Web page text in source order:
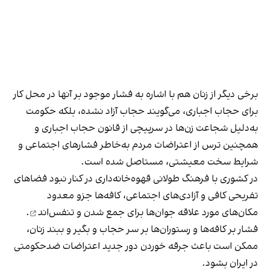
برخی دیگر از زنان هم با اشاره به فشار موجود بر آنها در محل کار
برای حجاب اجباری، می‌گویند حجاب آزاد نشده، بلکه حکومت
به‌دلیل شجاعت زن‌ها در سرپیچی از قانون حجاب اجباری و
همچنین ترس از اعتراضات مردم به‌خاطر فشارهای اجتماعی و
شرایط سخت معیشتی، مستاصل شده است.
در کشوری با فرهنگ طولانی قهوه‌‌خانه‌داری در کنار نبود فضاهای
تفریحی کافی و آزادی‌های اجتماعی، کافه‌ها جزو معدود
مکان‌های مورد علاقه جوان‌ها برای جمع شدن و تنفس‌اند
.
فشار بر کافه‌ها و رستوران‌ها بر سر حجاب و بگیر و ببند زنان،
ممکن است باعث جرقه خوردن دور جدید اعتراضات ضدحکومتی
در ایران بشود.